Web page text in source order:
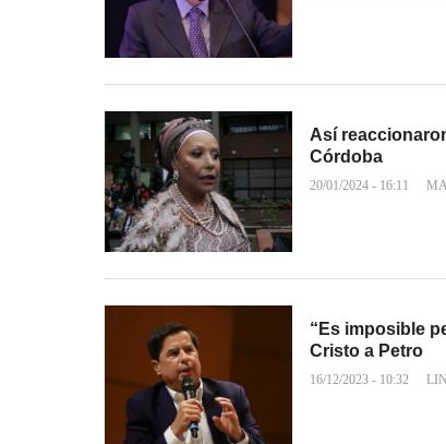
Así
Córdoba
20/01/2024 - 16:11
“Es imposible
Cristo a Petro
16/12/2023 - 10:32